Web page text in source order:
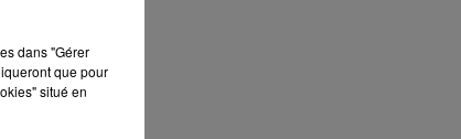
dans "Gérer
que pour
situé en